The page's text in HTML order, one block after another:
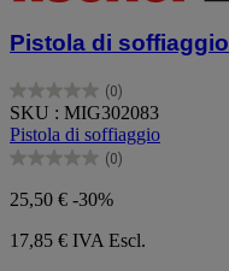
Pistola di soffiaggio
(0)
0.0
su
5
stelle.
SKU : MIG302083
Pistola di soffiaggio
(0)
0.0
su
5
stelle.
25,50 € -30%
17,85 € IVA Escl.